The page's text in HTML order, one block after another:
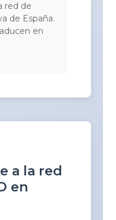
red de
de España.
en
a la red
en